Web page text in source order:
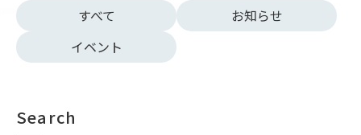
すべて
お知らせ
イベント
Search